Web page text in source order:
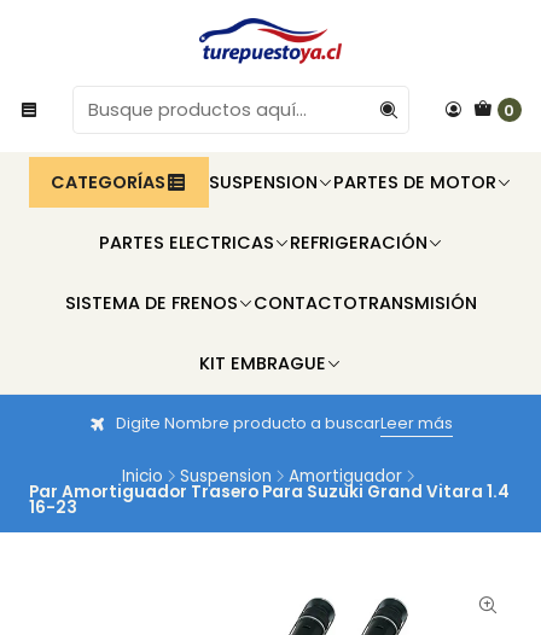
0
CATEGORÍAS SUSPENSION PARTES DE MOTOR
PARTES ELECTRICAS REFRIGERACIÓN
SISTEMA DE FRENOS CONTACTOTRANSMISIÓN
KIT EMBRAGUE
Digite Nombre producto a buscarLeer más
Inicio Suspension Amortiguador
Par Amortiguador Trasero Para Suzuki Grand Vitara 1.4
16-23